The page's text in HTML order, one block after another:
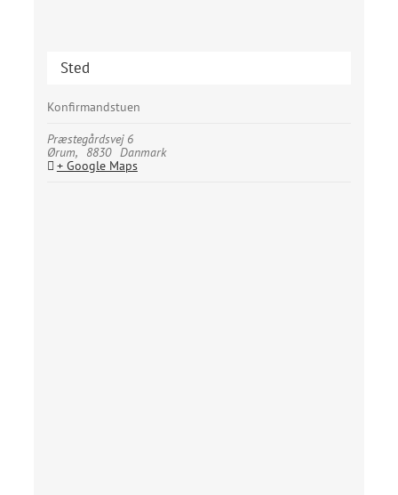
Sted
Konfirmandstuen
Præstegårdsvej 6
Ørum, 8830 Danmark
+ Google Maps